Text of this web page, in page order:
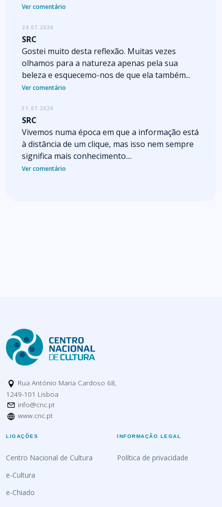
Ver comentário
24.07.2026
SRC
Gostei muito desta reflexão. Muitas vezes
olhamos para a natureza apenas pela sua
beleza e esquecemo-nos de que ela também...
Ver comentário
31.07.2026
SRC
Vivemos numa época em que a informação está
à distância de um clique, mas isso nem sempre
significa mais conhecimento....
Ver comentário
Rua António Maria Cardoso 68,
1249-101 Lisboa
info@cnc.pt
www.cnc.pt
LIGAÇÕES
Centro Nacional de Cultura
e-Cultura
e-Chiado
INFORMAÇÃO LEGAL
Política de privacidade